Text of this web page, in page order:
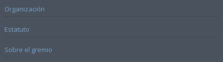
Organización
Estatuto
Sobre el gremio